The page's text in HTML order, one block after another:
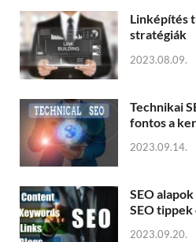
Linképítés
stratégiák
2023.08.09.
Technikai
fontos a
2023.09.14.
SEO
SEO
2023.09.20.